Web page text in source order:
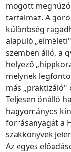
mögött
tartalmaz. A
különbség
alapuló
szemben álló, a
helyező
melynek
más „praktizáló"
Teljesen önálló
hagyományos
forrásanyagát a
szakkönyvek
Az egyes